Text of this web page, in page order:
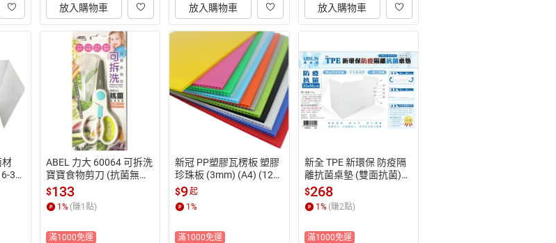
放入購物車 放入購物車 放入購物車
材
33
16-
額
ABEL 力大 60064 可拆洗
寶寶食物剪刀 (抗菌無毒)
【APP滿額下單10%點數
(單一帳號最高1500點)】
8/31止
$133
1% (賺1點)
滿1000免運
新冠 PP塑膠瓦楞板 塑膠
珍珠板 (3mm) (A4) (12
入) (混色)【APP滿額下
單10%點數(單一帳號最
高1500點)】8/31止
$9起
1%
滿1000免運
新全 TPE 新環保 防疫隔
離抗菌桌墊 (雙面抗菌)
(透明白) (35x96cm) 7UB
8424【APP滿額下單10%
點數(單一帳號最高1500
$268
1% (賺2點)
滿1000免運